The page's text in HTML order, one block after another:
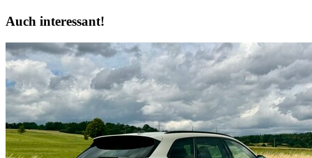
Auch interessant!